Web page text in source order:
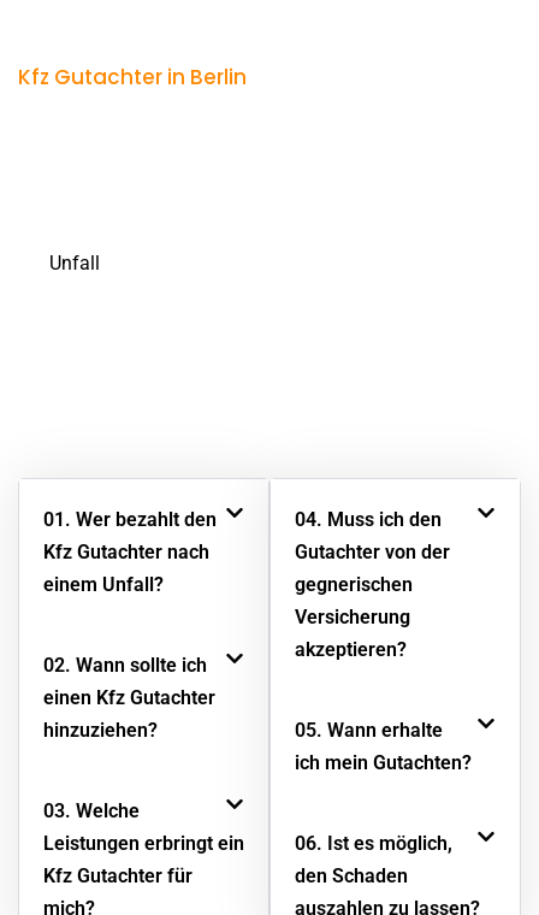
Kfz Gutachter in Berlin
Unfall
01. Wer bezahlt den
Kfz Gutachter nach
einem Unfall?
02. Wann sollte ich
einen Kfz Gutachter
hinzuziehen?
03. Welche
Leistungen erbringt ein
Kfz Gutachter für
mich?
04. Muss ich den
Gutachter von der
gegnerischen
Versicherung
akzeptieren?
05. Wann erhalte
ich mein Gutachten?
06. Ist es möglich,
den Schaden
auszahlen zu lassen?